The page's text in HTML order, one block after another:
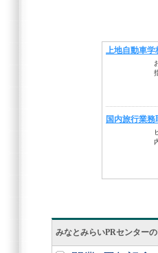
みなとみらいPRセンター